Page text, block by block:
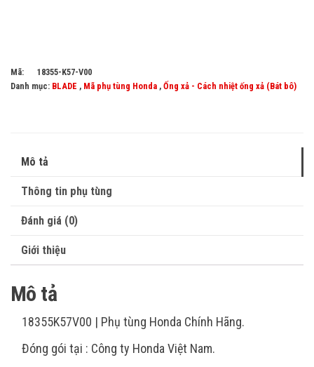
Mã:
18355-K57-V00
Danh mục: BLADE , Mã phụ tùng Honda , Ống xả - Cách nhiệt ống xả (Bát bô)
Mô tả
Thông tin phụ tùng
Đánh giá (0)
Giới thiệu
Mô tả
18355K57V00 | Phụ tùng Honda Chính Hãng.
Đóng gói tại : Công ty Honda Việt Nam.